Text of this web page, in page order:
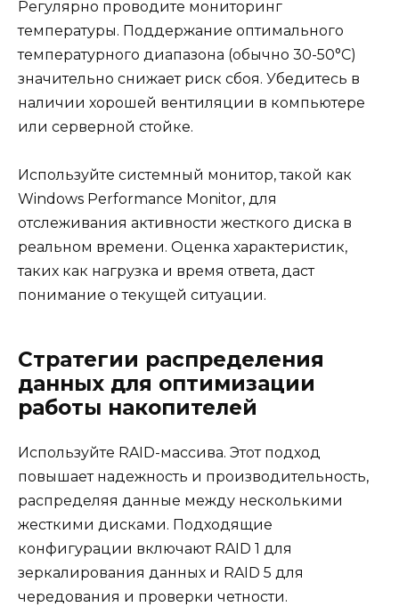
Регулярно проводите мониторинг
температуры. Поддержание оптимального
температурного диапазона (обычно 30-50°C)
значительно снижает риск сбоя. Убедитесь в
наличии хорошей вентиляции в компьютере
или серверной стойке.
Используйте системный монитор, такой как
Windows Performance Monitor, для
отслеживания активности жесткого диска в
реальном времени. Оценка характеристик,
таких как нагрузка и время ответа, даст
понимание о текущей ситуации.
Стратегии распределения
данных для оптимизации
работы накопителей
Используйте RAID-массива. Этот подход
повышает надежность и производительность,
распределяя данные между несколькими
жесткими дисками. Подходящие
конфигурации включают RAID 1 для
зеркалирования данных и RAID 5 для
чередования и проверки четности.